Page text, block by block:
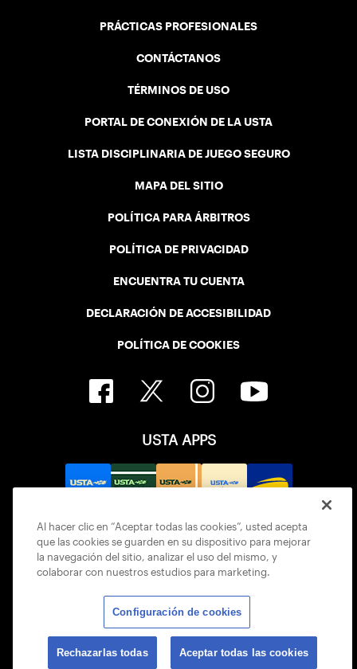
PRÁCTICAS PROFESIONALES
CONTÁCTANOS
TÉRMINOS DE USO
PORTAL DE CONEXIÓN DE LA USTA
LISTA DISCIPLINARIA DE JUEGO SEGURO
MAPA DEL SITIO
POLÍTICA PARA ÁRBITROS
POLÍTICA DE PRIVACIDAD
ENCUENTRA TU CUENTA
DECLARACIÓN DE ACCESIBILIDAD
POLÍTICA DE COOKIES
USTA APPS
© 2026 USTA ALL RIGHTS RESERVED
Al hacer clic en “Aceptar todas las cookies”, usted acepta
que las cookies se guarden en su dispositivo para mejorar
la navegación del sitio, analizar el uso del mismo, y
colaborar con nuestros estudios para marketing.
Configuración de cookies
Rechazarlas todas Aceptar todas las cookies